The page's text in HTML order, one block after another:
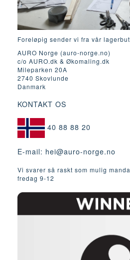
Foreløpig sender vi fra vår
AURO Norge (auro-norge.no)
c/o AURO.dk & Økomaling.dk
Mileparken 20A
2740 Skovlunde
Danmark
KONTAKT OS
40 88 88 20
E-mail: hei@auro-norge.no
Vi svarer så raskt som mulig
fredag ​​9-12